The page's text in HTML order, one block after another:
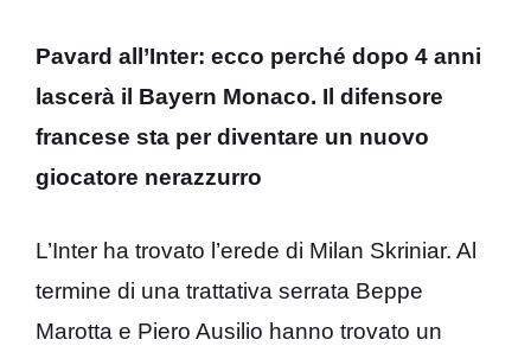
Pavard all’Inter: ecco perché dopo 4 anni
lascerà il Bayern Monaco. Il difensore
francese sta per diventare un nuovo
giocatore nerazzurro
L’Inter ha trovato l’erede di Milan Skriniar. Al
termine di una trattativa serrata Beppe
Marotta e Piero Ausilio hanno trovato un